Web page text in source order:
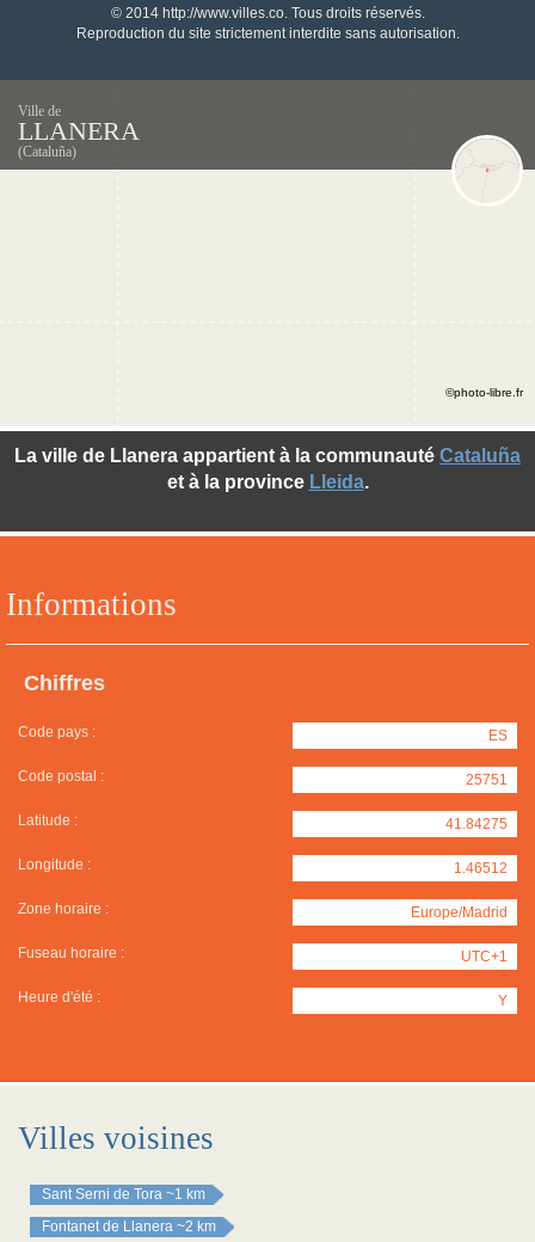
© 2014 http://www.villes.co. Tous droits réservés.
Reproduction du site strictement interdite sans autorisation.
Ville de
LLANERA
(Cataluña)
Informations
Chiffres
Code pays : ES
Code postal : 25751
Latitude : 41.84275
Longitude : 1.46512
Zone horaire : Europe/Madrid
Fuseau horaire : UTC+1
Heure d'été : Y
La ville de Llanera appartient à la communauté Cataluña
et à la province Lleida.
©photo-libre.fr
Villes voisines
Sant Serni de Tora ~1 km
Fontanet de Llanera ~2 km